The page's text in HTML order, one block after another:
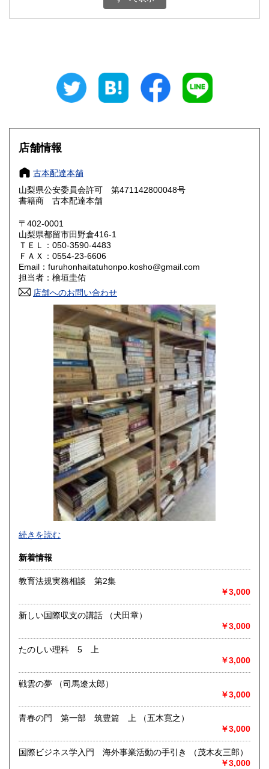
800円 三重県
大阪府
奈良県
鳥取県 800円 島根県
岡山県
山口県 800円
香川県 800円 愛媛県
高知県 800円
800円 長崎県
800円 大分県
800円 鹿児島県
1,500円
店舗情報
古本配達本舗
山梨県公安委員会許可 第471142800048号
書籍商 古本配達本舗
〒402-0001
山梨県都留市田野倉416-1
ＴＥＬ：050-3590-4483
ＦＡＸ：0554-23-6606
Email：furuhonhaitatuhonpo.kosho@gmail.com
担当者：檜垣圭佑
店舗へのお問い合わせ
-
沿線名：-
最寄駅：-
営業時間：-
定休日：-
書籍の買取について
取り扱い分野
総記、哲学宗教、歴史、社会科学、自然科学、美術工芸、国
語国文、外国文学、古典籍、近代文献、趣味、外国書、サブ
カルチャー、古書一般（その他）
続きを読む
新着情報
教育法規実務相談 第2集
￥3,000
新しい国際収支の講話 （犬田章）
￥3,000
たのしい理科 5 上
￥3,000
戦雲の夢 （司馬遼太郎）
￥3,000
青春の門 第一部 筑豊篇 上 （五木寛之）
￥3,000
国際ビジネス学入門 海外事業活動の手引き （茂木友三郎）
￥3,000